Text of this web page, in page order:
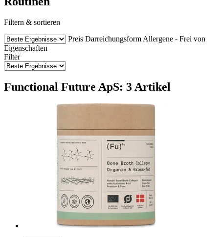
Filtern & sortieren
Preis Darreichungsform Allergene - Frei von
Eigenschaften
Filter
Functional Future ApS: 3 Artikel